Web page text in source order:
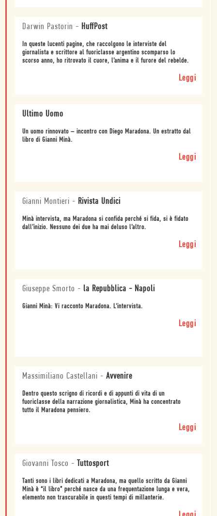
Darwin Pastorin - HuffPost
In queste lucenti pagine, che raccolgono le interviste del
giornalista e scrittore al fuoriclasse argentino scomparso lo
scorso anno, ho ritrovato il cuore, l’anima e il furore del rebelde.
Leggi
Ultimo Uomo
Un uomo rinnovato – incontro con Diego Maradona. Un estratto dal
libro di Gianni Minà.
Leggi
Gianni Montieri - Rivista Undici
Minà intervista, ma Maradona si confida perché si fida, si è fidato
dall’inizio. Nessuno dei due ha mai deluso l’altro.
Leggi
Giuseppe Smorto - la Repubblica - Napoli
Gianni Minà: Vi racconto Maradona. L'intervista.
Leggi
Massimiliano Castellani - Avvenire
Dentro questo scrigno di ricordi e di appunti di vita di un
fuoriclasse della narrazione giornalistica, Minà ha concentrato
tutto il Maradona pensiero.
Leggi
Giovanni Tosco - Tuttosport
Tanti sono i libri dedicati a Maradona, ma quello scritto da Gianni
Minà è “il libro” perché nasce da una frequentazione lunga e vera,
elemento non trascurabile in questi tempi di millanterie.